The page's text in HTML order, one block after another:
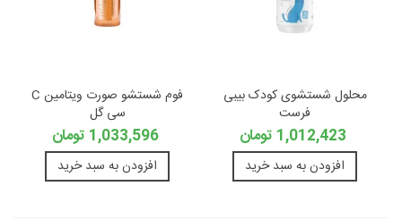
محلول شستشوی کودک بیبی
فرست
1,012,423 تومان
افزودن به سبد خرید
فوم شستشو صورت ویتامین C
سی گل
1,033,596 تومان
افزودن به سبد خرید